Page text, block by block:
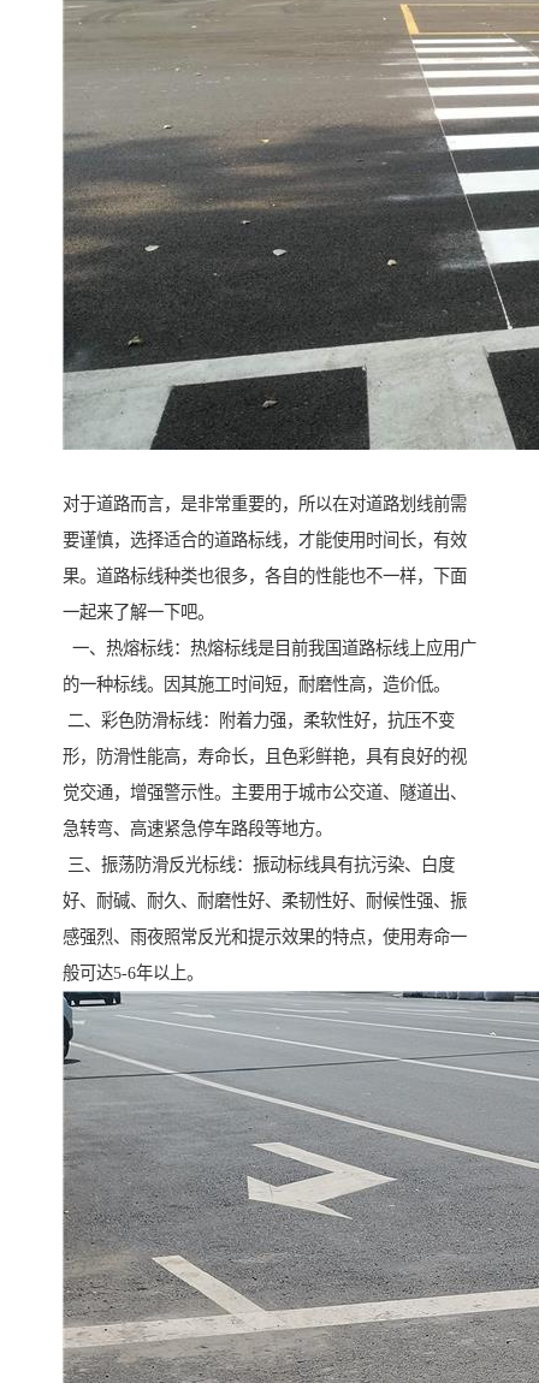
对于道路而言，是非常重要的，所以在对道路划线前需
要谨慎，选择适合的道路标线，才能使用时间长，有效
果。道路标线种类也很多，各自的性能也不一样，下面
一起来了解一下吧。
一、热熔标线：热熔标线是目前我国道路标线上应用广
的一种标线。因其施工时间短，耐磨性高，造价低。
二、彩色防滑标线：附着力强，柔软性好，抗压不变
形，防滑性能高，寿命长，且色彩鲜艳，具有良好的视
觉交通，增强警示性。主要用于城市公交道、隧道出、
急转弯、高速紧急停车路段等地方。
三、振荡防滑反光标线：振动标线具有抗污染、白度
好、耐碱、耐久、耐磨性好、柔韧性好、耐候性强、振
感强烈、雨夜照常反光和提示效果的特点，使用寿命一
般可达5-6年以上。